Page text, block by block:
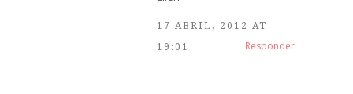
17 ABRIL, 2012 AT
19:01
Responder